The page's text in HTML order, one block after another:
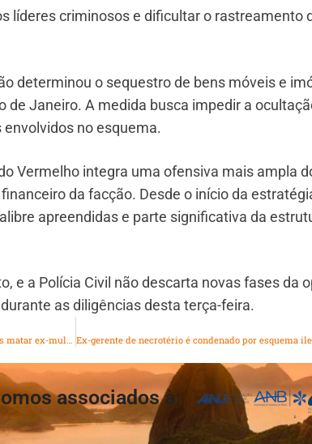
líderes criminosos e dificultar o rastreamento
determinou o sequestro de bens móveis e
de Janeiro. A medida busca impedir a
no esquema.
Vermelho integra uma ofensiva mais ampla
da facção. Desde o início da
apreendidas e parte significativa da
e a Polícia Civil não descarta novas fases da
as diligências desta terça-feira.
Feminicídio em Duque de Caxias: homem é preso após matar ex-mulher a facadas
associados à: